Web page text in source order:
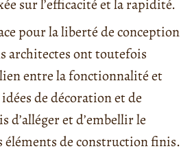
sur l’efficacité et la rapidité.
pour la liberté de conception
architectes ont toutefois
entre la fonctionnalité et
de décoration et de
d’alléger et d’embellir le
éléments de construction finis.